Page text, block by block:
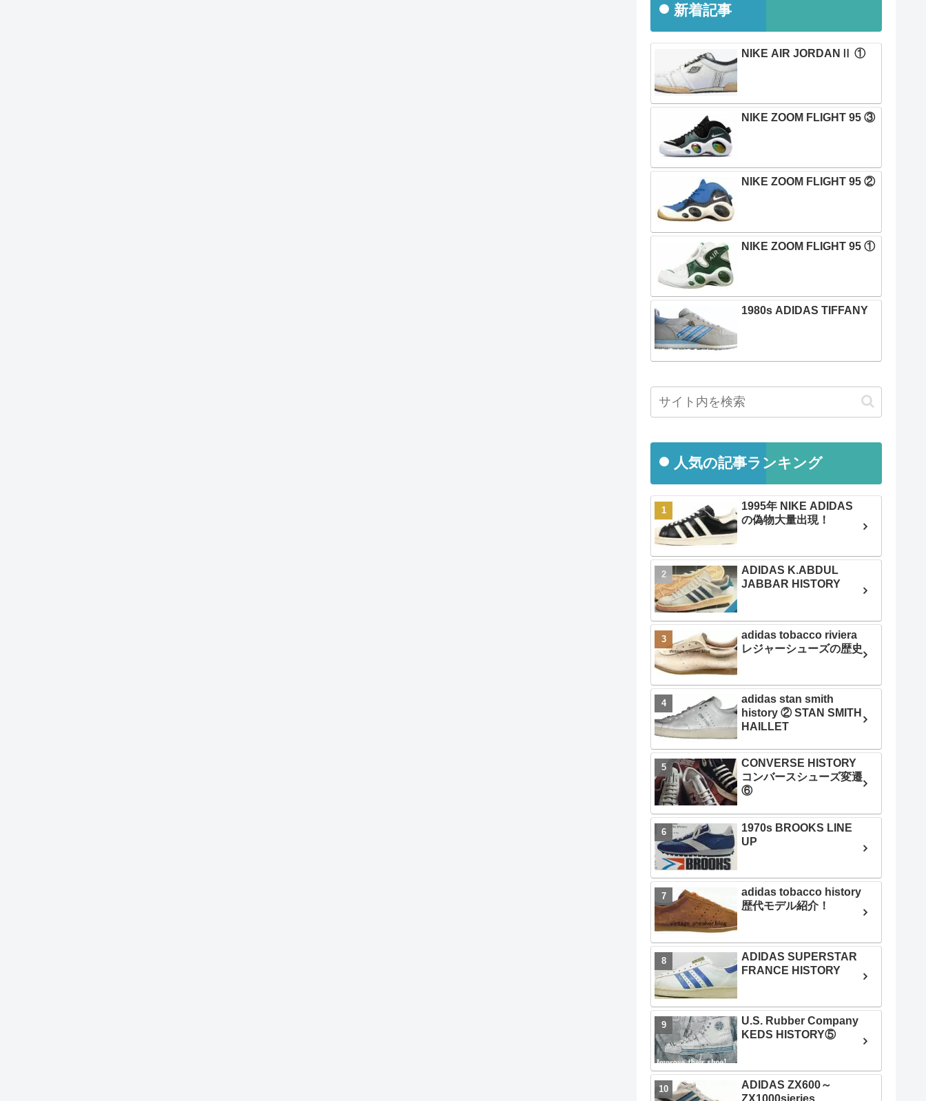
新着記事
NIKE AIR JORDANⅡ ①
NIKE ZOOM FLIGHT 95 ③
NIKE ZOOM FLIGHT 95 ②
NIKE ZOOM FLIGHT 95 ①
1980s ADIDAS TIFFANY
人気の記事ランキング
1995年 NIKE ADIDAS
の偽物大量出現！
ADIDAS K.ABDUL
JABBAR HISTORY
adidas tobacco riviera
レジャーシューズの歴史
adidas stan smith
history ② STAN SMITH
HAILLET
CONVERSE HISTORY
コンバースシューズ変遷
⑥
1970s BROOKS LINE
UP
adidas tobacco history
歴代モデル紹介！
ADIDAS SUPERSTAR
FRANCE HISTORY
U.S. Rubber Company
KEDS HISTORY⑤
ADIDAS ZX600～